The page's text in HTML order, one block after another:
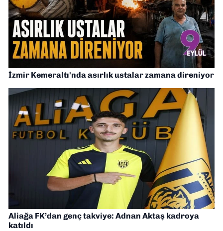
İzmir Kemeraltı'nda asırlık ustalar zamana direniyor
Aliağa FK’dan genç takviye: Adnan Aktaş kadroya
katıldı